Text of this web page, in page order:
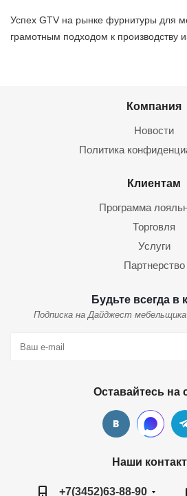
Успех GTV на рынке фурнитуры для
грамотным подходом к производству
Компания
Новости
Политика
Клиентам
Программа
Торговля
Услуги
Партнерство
Будьте всегда в
Подписка на Дайджест
Оставайтесь на
Наши
+7(3452)63-88-90